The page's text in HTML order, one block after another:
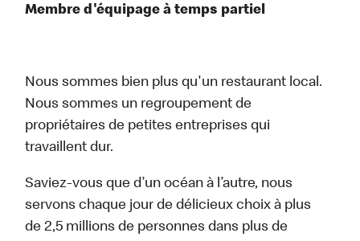
Membre d'équipage à temps partiel
Nous sommes bien plus qu'un restaurant local.
Nous sommes un regroupement de
propriétaires de petites entreprises qui
travaillent dur.
Saviez-vous que d’un océan à l’autre, nous
servons chaque jour de délicieux choix à plus
de 2,5 millions de personnes dans plus de